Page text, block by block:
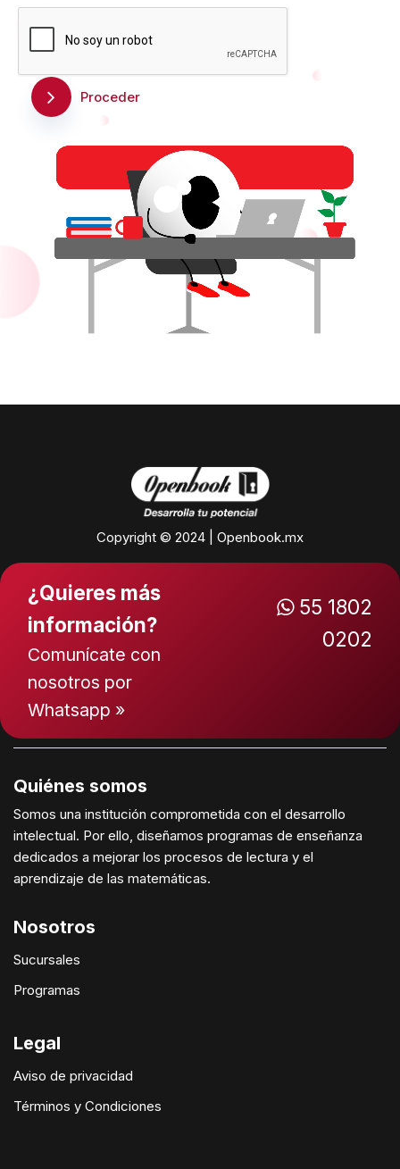
Proceder
Copyright © 2024 | Openbook.mx
¿Quieres más
información?
Comunícate con
nosotros por
Whatsapp »
55 1802
0202
Quiénes somos
Somos una institución comprometida con el desarrollo
intelectual. Por ello, diseñamos programas de enseñanza
dedicados a mejorar los procesos de lectura y el
aprendizaje de las matemáticas.
Nosotros
Sucursales
Programas
Legal
Aviso de privacidad
Términos y Condiciones